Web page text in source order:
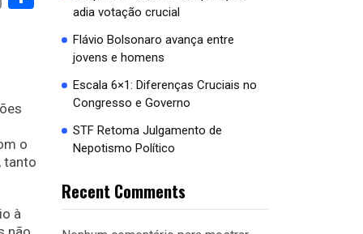
o
tanto
à
adia votação crucial
Flávio Bolsonaro avança entre
jovens e homens
Escala 6×1: Diferenças Cruciais no
Congresso e Governo
STF Retoma Julgamento de
Nepotismo Político
Recent Comments